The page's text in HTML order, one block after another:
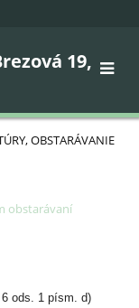
19,
OBSTARÁVANIE
obstarávaní
ods. 1 písm. d)